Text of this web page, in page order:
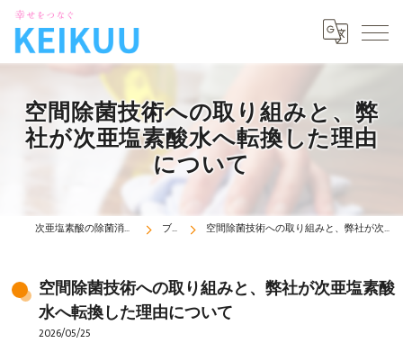
空間除菌技術への取り組みと、弊
社が次亜塩素酸水へ転換した理由
について
次亜塩素酸の除菌消臭機は京空株式会社 ブログ 空間除菌技術への取り組みと、弊社が次亜塩素酸水へ転換した理由について
空間除菌技術への取り組みと、弊社が次亜塩素酸
水へ転換した理由について
2026/05/25